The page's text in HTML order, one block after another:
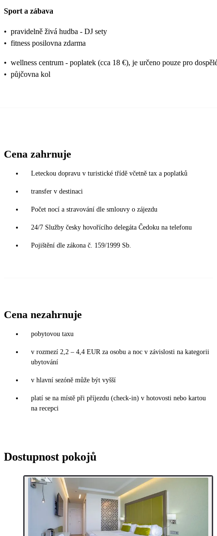
Sport a zábava
• pravidelně živá hudba - DJ sety
• fitness posilovna zdarma
• wellness centrum - poplatek (cca 18 €), je určeno pouze pro
• půjčovna kol
Cena zahrnuje
Leteckou dopravu v turistické třídě včetně tax a poplatků
transfer v destinaci
Počet nocí a stravování dle smlouvy o zájezdu
24/7 Služby česky hovořícího delegáta Čedoku na telefonu
Pojištění dle zákona č. 159/1999 Sb.
Cena nezahrnuje
pobytovou taxu
v rozmezí 2,2 – 4,4 EUR za osobu a noc v závislosti na kategorii
ubytování
v hlavní sezóně může být vyšší
platí se na místě při příjezdu (check-in) v hotovosti nebo kartou
na recepci
Dostupnost pokojů